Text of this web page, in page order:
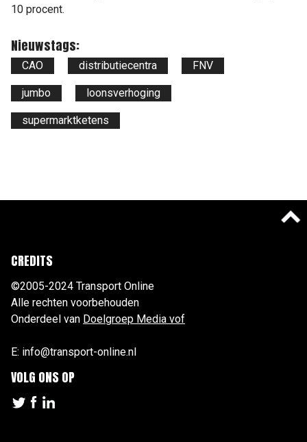
10 procent.
Nieuwstags:
CAO distributiecentra FNV
jumbo loonsverhoging
supermarktketens
CREDITS
©2005-2024 Transport Online
Alle rechten voorbehouden
Onderdeel van Doelgroep Media vof
E: info@transport-online.nl
VOLG ONS OP